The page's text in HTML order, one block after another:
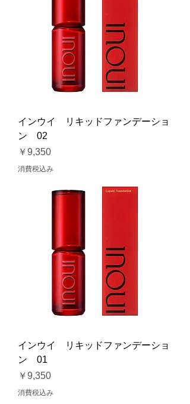
インウイ リキッドファンデーショ
ン 02
価格
￥9,350
消費税込み
インウイ リキッドファンデーショ
ン 01
価格
￥9,350
消費税込み